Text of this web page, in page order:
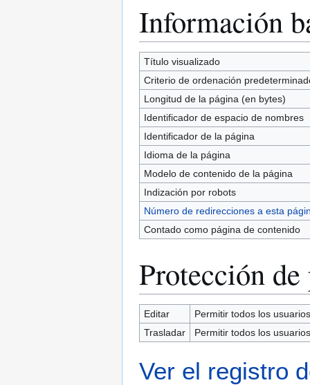
navegación
búsqueda
Información
Título visualizado
Criterio de ordenación
Longitud de la página (en bytes)
Identificador de espacio de nombres
Identificador de la página
Idioma de la página
Modelo de contenido de la página
Indización por robots
Número de redirecciones a esta
Contado como página de contenido
Protección de
Editar
Permitir todos los
Trasladar
Permitir todos los
Ver el registro